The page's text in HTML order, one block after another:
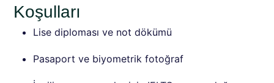
Koşulları
Lise diploması ve not dökümü
Pasaport ve biyometrik fotoğraf